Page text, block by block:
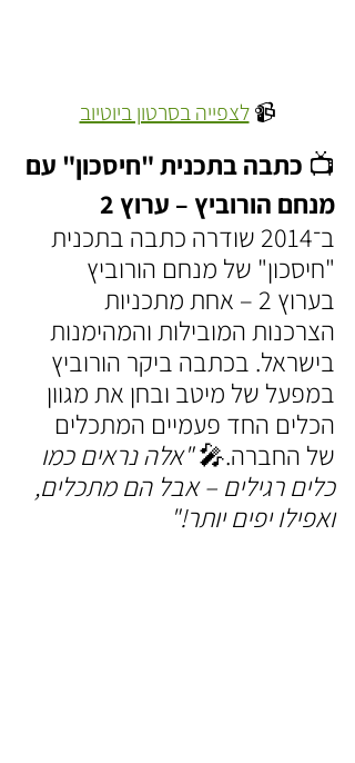
📹 לצפייה בסרטון ביוטיוב
📺 כתבה בתכנית "חיסכון" עם
מנחם הורוביץ – ערוץ 2
ב־2014 שודרה כתבה בתכנית
"חיסכון" של מנחם הורוביץ
בערוץ 2 – אחת מתכניות
הצרכנות המובילות והמהימנות
בישראל. בכתבה ביקר הורוביץ
במפעל של מיטב ובחן את מגוון
הכלים החד פעמיים המתכלים
של החברה.🎤 "אלה נראים כמו
כלים רגילים – אבל הם מתכלים,
ואפילו יפים יותר!"